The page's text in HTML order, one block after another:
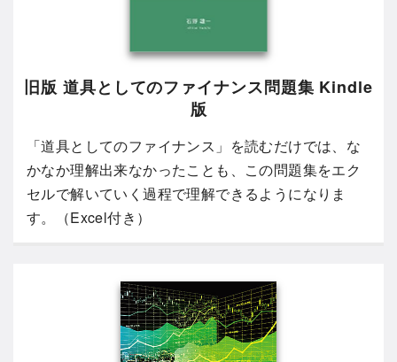
旧版 道具としてのファイナンス問題集 Kindle
版
「道具としてのファイナンス」を読むだけでは、な
かなか理解出来なかったことも、この問題集をエク
セルで解いていく過程で理解できるようになりま
す。（Excel付き）